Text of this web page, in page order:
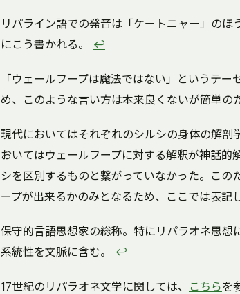
リパライン語での発音は「ケートニャー」の
にこう書かれる。 ↩
「ウェールフープは魔法ではない」というテ
め、このような言い方は本来良くないが簡単の
現代においてはそれぞれのシルシの身体の解剖
おいてはウェールフープに対する解釈が神話的
シを区別するものと繋がっていなかった。この
ープが出来るかのみとなるため、ここでは表記
保守的言語思想家の総称。特にリパラオネ思
系統性を文脈に含む。 ↩
17世紀のリパラオネ文学に関しては、 こちらを